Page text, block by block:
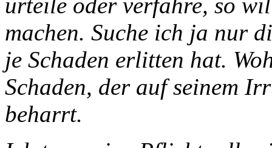
machen. Suche ich ja nur
je Schaden erlitten hat.
Schaden, der auf seinem
beharrt.